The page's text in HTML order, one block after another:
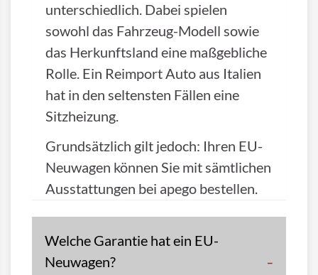
unterschiedlich. Dabei spielen
sowohl das Fahrzeug-Modell sowie
das Herkunftsland eine maßgebliche
Rolle. Ein Reimport Auto aus Italien
hat in den seltensten Fällen eine
Sitzheizung.
Grundsätzlich gilt jedoch: Ihren EU-
Neuwagen können Sie mit sämtlichen
Ausstattungen bei apego bestellen.
Welche Garantie hat ein EU-
Neuwagen?